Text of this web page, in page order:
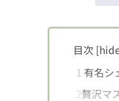
目次 [
1 有名シ
2贅沢マ